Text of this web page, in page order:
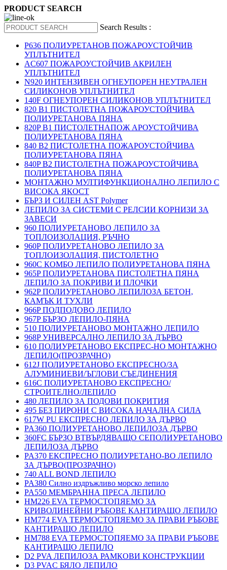
PRODUCT SEARCH
Search Results :
P636 ПОЛИУРЕТАНОВ ПОЖАРОУСТОЙЧИВ
УПЛЪТНИТЕЛ
AC607 ПОЖАРОУСТОЙЧИВ АКРИЛЕН
УПЛЪТНИТЕЛ
N920 ИНТЕНЗИВЕН ОГНЕУПОРЕН НЕУТРАЛЕН
СИЛИКОНОВ УПЛЪТНИТЕЛ
140F ОГНЕУПОРЕН СИЛИКОНОВ УПЛЪТНИТЕЛ
820 B1 ПИСТОЛЕТНА ПОЖАРОУСТОЙЧИВА
ПОЛИУРЕТАНОВА ПЯНА
820P B1 ПИСТОЛЕТНАПОЖ АРОУСТОЙЧИВА
ПОЛИУРЕТАНОВА ПЯНА
840 B2 ПИСТОЛЕТНА ПОЖАРОУСТОЙЧИВА
ПОЛИУРЕТАНОВА ПЯНА
840P B2 ПИСТОЛЕТНА ПОЖАРОУСТОЙЧИВА
ПОЛИУРЕТАНОВА ПЯНА
МОНТАЖНО МУЛТИФУНКЦИОНАЛНО ЛЕПИЛО С
ВИСОКА ЯКОСТ
БЪРЗ И СИЛЕН AST Polymer
ЛЕПИЛО ЗА СИСТЕМИ С РЕЛСИИ КОРНИЗИ ЗА
ЗАВЕСИ
960 ПОЛИУРЕТАНОВО ЛЕПИЛО ЗА
ТОПЛОИЗОЛАЦИЯ, РЪЧНО
960P ПОЛИУРЕТАНОВО ЛЕПИЛО ЗА
ТОПЛОИЗОЛАЦИЯ, ПИСТОЛЕТНО
960C КОМБО ЛЕПИЛО ПОЛИУРЕТАНОВА ПЯНА
965P ПОЛИУРЕТАНОВА ПИСТОЛЕТНА ПЯНА
ЛЕПИЛО ЗА ПОКРИВИ И ПЛОЧКИ
962P ПОЛИУРЕТАНОВО ЛЕПИЛОЗА БЕТОН,
КАМЪК И ТУХЛИ
966P ПОДПОДОВО ЛЕПИЛО
967P БЪРЗО ЛЕПИЛО-ПЯНА
510 ПОЛИУРЕТАНОВО МОНТАЖНО ЛЕПИЛО
968P УНИВЕРСАЛНО ЛЕПИЛО ЗА ДЪРВО
610 ПОЛИУРЕТАНОВО ЕКСПРЕС-НО МОНТАЖНО
ЛЕПИЛО(ПРОЗРАЧНО)
612J ПОЛИУРЕТАНОВО ЕКСПРЕСНО/ЗА
АЛУМИНИЕВИ/ЪГЛОВИ СЪЕДИНЕНИЯ
616C ПОЛИУРЕТАНОВО ЕКСПРЕСНО/
СТРОИТЕЛНО/ЛЕПИЛО
480 ЛЕПИЛО ЗА ПОДОВИ ПОКРИТИЯ
495 БЕЗ ПИРОНИ С ВИСОКА НАЧАЛНА СИЛА
617W PU ЕКСПРЕСНО ЛЕПИЛО ЗА ДЪРВО
PA360 ПОЛИУРЕТАНОВО ЛЕПИЛОЗА ДЪРВО
360FC БЪРЗО ВТВЪРДЯВАЩО СЕПОЛИУРЕТАНОВО
ЛЕПИЛОЗА ДЪРВО
PA370 ЕКСПРЕСНО ПОЛИУРЕТАНО-ВО ЛЕПИЛО
ЗА ДЪРВО(ПРОЗРАЧНО)
740 ALL BOND ЛЕПИЛО
PA380 Силно издръжливо морско лепило
PA550 МЕМБРАННА ПРЕСА ЛЕПИЛО
HM226 EVA ТЕРМОСТОПЯЕМО ЗА
КРИВОЛИНЕЙНИ РЪБОВЕ КАНТИРАЩО ЛЕПИЛО
HM774 EVA ТЕРМОСТОПЯЕМО ЗА ПРАВИ РЪБОВЕ
КАНТИРАЩО ЛЕПИЛО
HM788 EVA ТЕРМОСТОПЯЕМО ЗА ПРАВИ РЪБОВЕ
КАНТИРАЩО ЛЕПИЛО
D2 PVA ЛЕПИЛОЗА РАМКОВИ КОНСТРУКЦИИ
D3 PVAC БЯЛО ЛЕПИЛО